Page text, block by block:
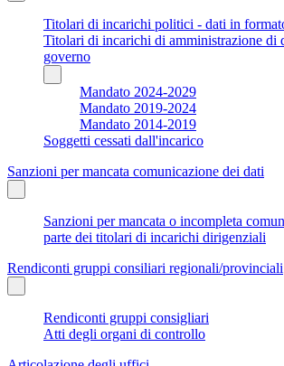
Titolari di incarichi politici - dati in
Titolari di incarichi di amministrazione di
governo
Mandato 2024-2029
Mandato 2019-2024
Mandato 2014-2019
Soggetti cessati dall'incarico
Sanzioni per mancata comunicazione dei dati
Sanzioni per mancata o incompleta
parte dei titolari di incarichi dirigenziali
Rendiconti gruppi consiliari regionali/provinciali
Rendiconti gruppi consigliari
Atti degli organi di controllo